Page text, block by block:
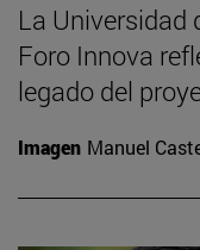
La Universidad
Foro Innova
legado del
Imagen Manuel